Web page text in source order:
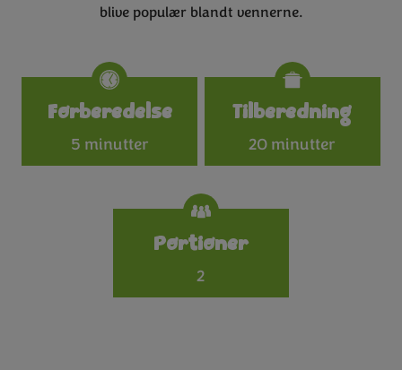
blive populær blandt vennerne.
Specifications
Forberedelse
5 minutter
Tilberedning
20 minutter
Portioner
2